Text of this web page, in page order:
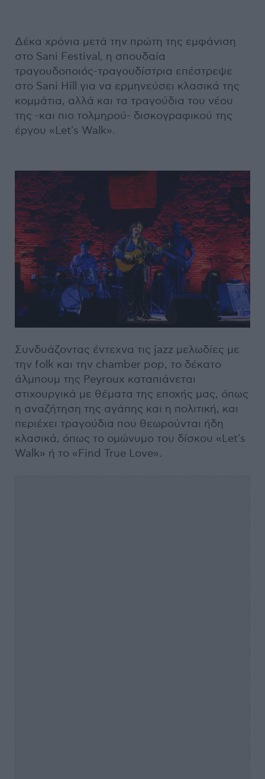
Δέκα χρόνια μετά την πρώτη της εμφάνιση
στο Sani Festival, η σπουδαία
τραγουδοποιός-τραγουδίστρια επέστρεψε
στο Sani Hill για να ερμηνεύσει κλασικά της
κομμάτια, αλλά και τα τραγούδια του νέου
της -και πιο τολμηρού- δισκογραφικού της
έργου «Let's Walk».
Συνδυάζοντας έντεχνα τις jazz μελωδίες με
την folk και την chamber pop, το δέκατο
άλμπουμ της Peyroux καταπιάνεται
στιχουργικά με θέματα της εποχής μας, όπως
η αναζήτηση της αγάπης και η πολιτική, και
περιέχει τραγούδια που θεωρούνται ήδη
κλασικά, όπως το ομώνυμο του δίσκου «Let's
Walk» ή το «Find True Love».